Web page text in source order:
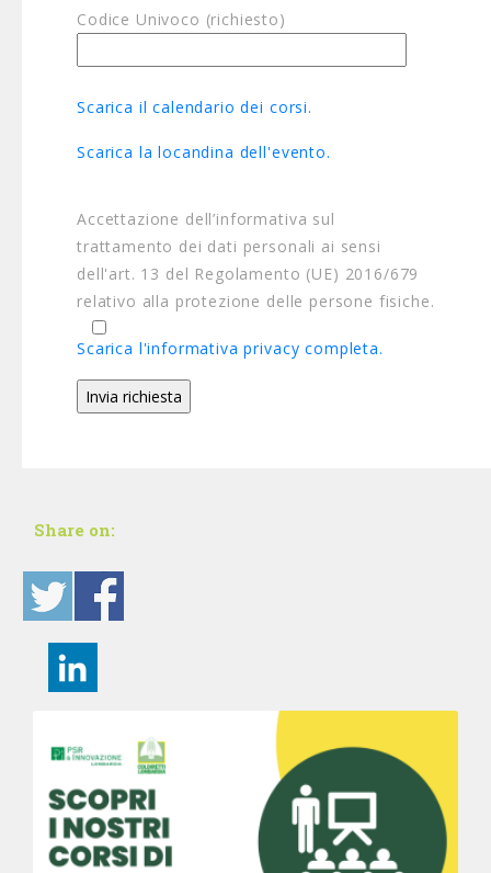
Codice Univoco (richiesto)
Scarica il calendario dei corsi.
Scarica la locandina dell'evento.
Accettazione dell’informativa sul
trattamento dei dati personali ai sensi
dell'art. 13 del Regolamento (UE) 2016/679
relativo alla protezione delle persone fisiche.
Scarica l'informativa privacy completa.
Share on: